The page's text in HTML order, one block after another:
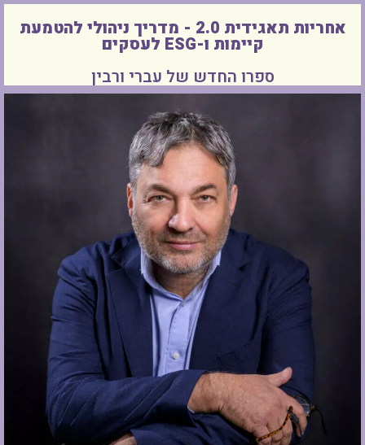
אחריות תאגידית 2.0 - מדריך ניהולי להטמעת
קיימות ו-ESG לעסקים
ספרו החדש של עברי ורבין